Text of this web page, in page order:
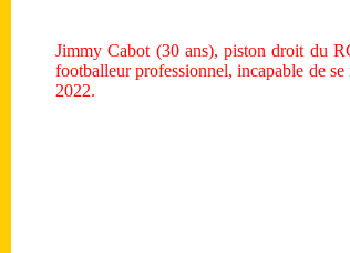
Jimmy Cabot (30 ans), piston droit du
footballeur professionnel, incapable de
2022.